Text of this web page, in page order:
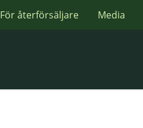
För återförsäljare Media